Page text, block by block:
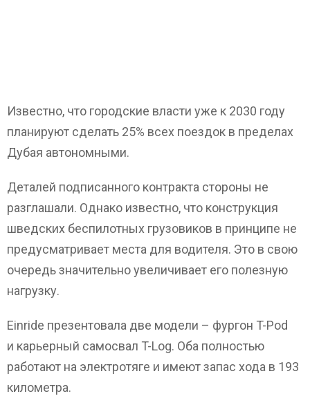
Известно, что городские власти уже к 2030 году
планируют сделать 25% всех поездок в пределах
Дубая автономными.
Деталей подписанного контракта стороны не
разглашали. Однако известно, что конструкция
шведских беспилотных грузовиков в принципе не
предусматривает места для водителя. Это в свою
очередь значительно увеличивает его полезную
нагрузку.
Einride презентовала две модели – фургон T-Pod
и карьерный самосвал T-Log. Оба полностью
работают на электротяге и имеют запас хода в 193
километра.